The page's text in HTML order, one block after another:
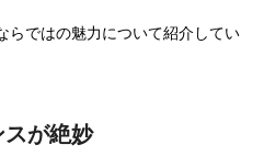
らではの魅力について紹介してい
が絶妙